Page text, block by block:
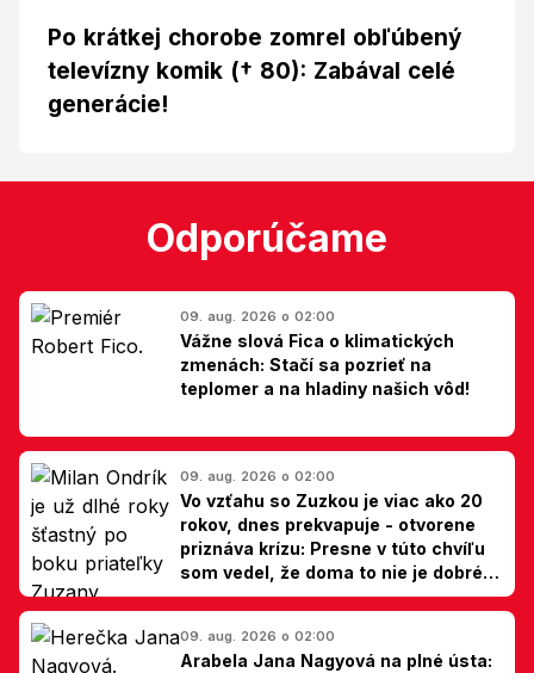
Po krátkej chorobe zomrel obľúbený
televízny komik († 80): Zabával celé
generácie!
Odporúčame
09. aug. 2026 o 02:00
Vážne slová Fica o klimatických
zmenách: Stačí sa pozrieť na
teplomer a na hladiny našich vôd!
09. aug. 2026 o 02:00
Vo vzťahu so Zuzkou je viac ako 20
rokov, dnes prekvapuje - otvorene
priznáva krízu: Presne v túto chvíľu
som vedel, že doma to nie je dobré,
hovorí Milan Ondrík
09. aug. 2026 o 02:00
Arabela Jana Nagyová na plné ústa: